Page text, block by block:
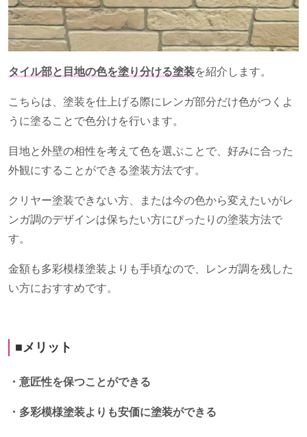
タイル部と目地の色を塗り分ける塗装を紹介します。
こちらは、塗装を仕上げる際にレンガ部分だけ色がつくよ
うに塗ることで色分けを行います。
目地と外壁の相性を考えて色を選ぶことで、好みに合った
外観にすることができる塗装方法です。
クリヤー塗装できない方、または今の色から変えたいがレ
ンガ調のデザインは保ちたい方にぴったりの塗装方法で
す。
金額も多彩模様塗装よりも手頃なので、レンガ調を残した
い方におすすめです。
■メリット
・意匠性を保つことができる
・多彩模様塗装よりも安価に塗装ができる